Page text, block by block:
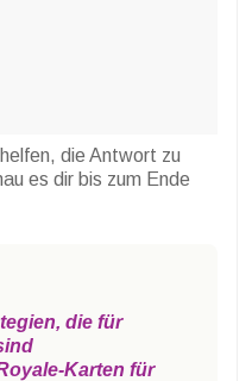
die Antwort zu
es dir bis zum Ende
die für
Karten für